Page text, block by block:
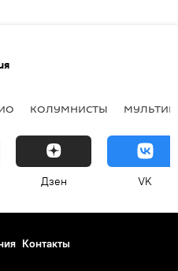
КОЛУМНИСТЫ
Дзен VK
Контакты